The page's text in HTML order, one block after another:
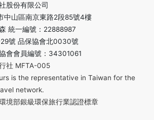
股份有限公司
中山區南京東路2段85號4樓
統一編號：22888987
號 品保協會北0030號
會會員編號：34301061
社 MFTA-005
is the representative in Taiwan for the
network.
境部銀級環保旅行業認證標章